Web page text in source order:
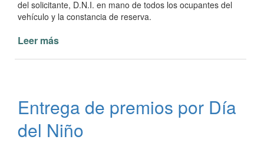
del solicitante, D.N.I. en mano de todos los ocupantes del
vehículo y la constancia de reserva.
Leer más
a
Paso
de
Entrega de premios por Día
del Niño